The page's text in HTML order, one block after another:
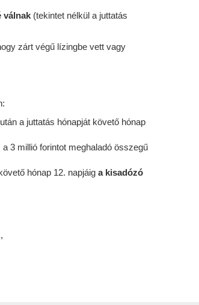
válnak (tekintet nélkül a juttatás
zárt végű lízingbe vett vagy
a juttatás hónapját követő hónap
3 millió forintot meghaladó összegű
hónap 12. napjáig a kisadózó